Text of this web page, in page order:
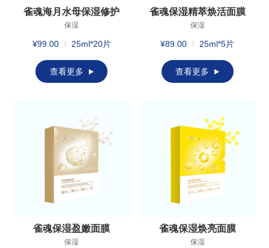
雀魂海月水母保湿修护
神经酰胺面膜
保湿
¥99.00 25ml*20片
查看更多
雀魂保湿精萃焕活面膜
保湿
¥89.00 25ml*5片
查看更多
雀魂保湿盈嫩面膜
保湿
雀魂保湿焕亮面膜
保湿